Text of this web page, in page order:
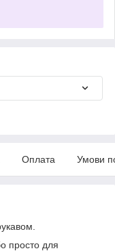
Оплата Умови
просто для